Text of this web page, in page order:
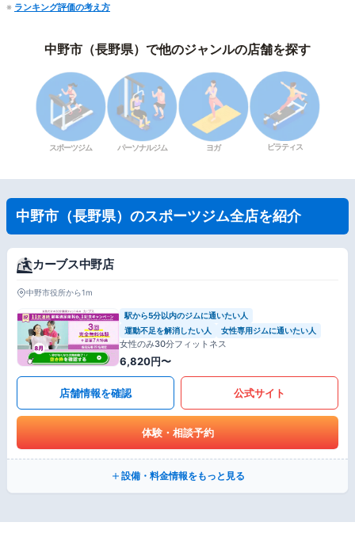
※ ランキング評価の考え方
中野市（長野県）で他のジャンルの店舗を探す
スポーツジム パーソナルジム ヨガ ピラティス
中野市（長野県）のスポーツジム全店を紹介
カーブス中野店
中野市役所から1m
駅から5分以内のジムに通いたい人
運動不足を解消したい人
女性専用ジムに通いたい人
女性のみ30分フィットネス
6,820円〜
店舗情報を確認 公式サイト
体験・相談予約
設備・料金情報をもっと見る